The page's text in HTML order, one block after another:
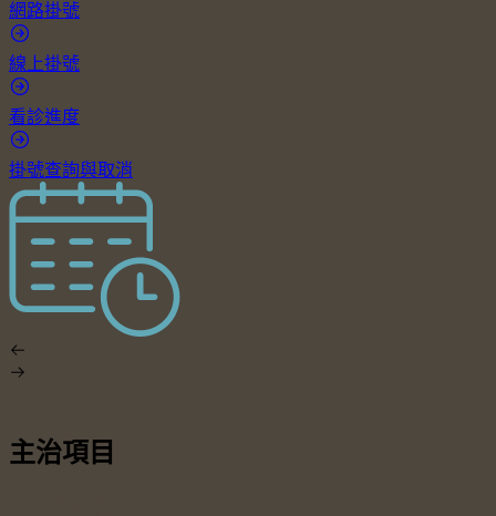
網路掛號
線上掛號
看診進度
掛號查詢與取消
主治項目